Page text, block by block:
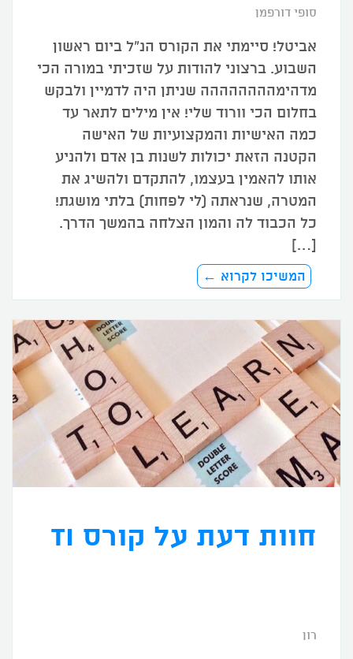
סופי דורפמן
אביטל! סיימתי את הקורס הנ"ל ביום ראשון
השבוע. ברצוני להודות על שזכיתי במורה הכי
מדהימהההההההה שניתן היה לדמיין ולבקש
בחלום הכי וורוד שלי! אין מילים לתאר עד
כמה האישיות והמקצועיות של האישה
הקטנה הזאת יכולות לשנות בן אדם ולהניע
אותו להאמין בעצמו, להתקדם ולהשיג את
המטרה, שנראתה (לי לפחות) בלתי מושגת!
כל הכבוד לה והמון הצלחה בהמשך הדרך.
[…]
המשיכו לקרוא ←
חוות דעת על קורס TI
רון